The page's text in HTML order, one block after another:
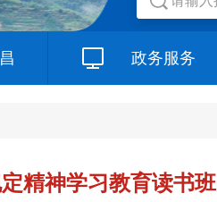
政务服务
精神学习教育读书班